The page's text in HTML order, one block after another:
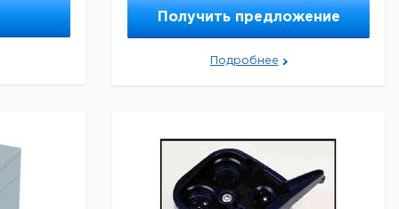
зависимости от модели
Получить предложение
Подробнее